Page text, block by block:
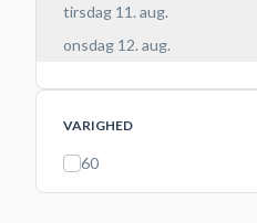
tirsdag 11. aug.
onsdag 12. aug.
VARIGHED
60